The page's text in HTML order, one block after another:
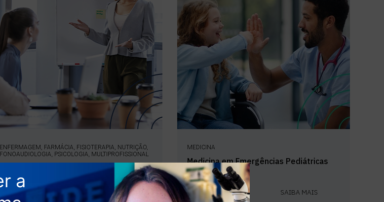
ENFERMAGEM, FARMÁCIA, FISIOTERAPIA, NUTRIÇÃO,
FONOAUDIOLOGIA, PSICOLOGIA, MULTIPROFISSIONAL
Recife
SAIBA MAIS
MEDICINA
Medicina em Emergências Pediátricas
São Paulo
SAIBA MAIS